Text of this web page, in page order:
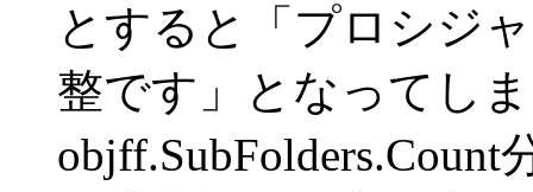
とすると「プロシジ
整です」となってし